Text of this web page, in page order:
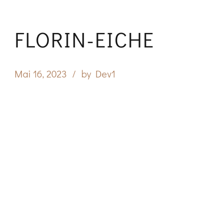
FLORIN-EICHE
Mai 16, 2023 by Dev1